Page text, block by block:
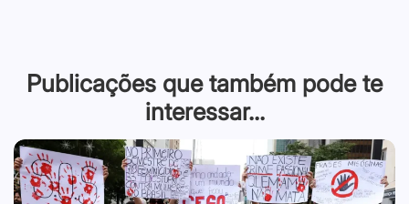
Publicações que também pode te
interessar...